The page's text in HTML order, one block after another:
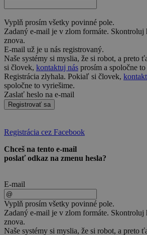
Vyplň prosím všetky povinné pole.
Zadaný e-mail je v zlom formáte. Skontroluj
znova.
E-mail už je u nás registrovaný.
Naše systémy si myslia, že si robot, a preto
si človek, kontaktuj nás prosím a spoločne
Registrácia zlyhala. Pokiaľ si človek,
spoločne to vyriešime.
Zaslať heslo na e-mail
Registrovať sa
Registrácia cez Facebook
Chceš na tento e-mail
poslať odkaz na zmenu hesla?
E-mail
Vyplň prosím všetky povinné pole.
Zadaný e-mail je v zlom formáte. Skontroluj
znova.
Naše systémy si myslia, že si robot, a preto